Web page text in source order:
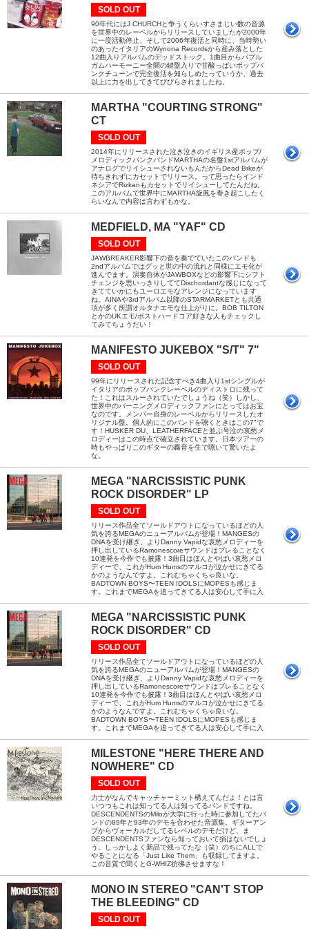
SOLD OUT
90年代にはJ CHURCHと争うくらいすさまじい数の音源
を世界中のレーベルからリリースしていましたが2000年
に一度活動停止、そして2006年復活と同時に、当時勢い
のあったイタリアのWynona Recordsから産み落とした
12曲入りアルバムのデッドストック。1曲目からバブル
ガムハーモーニー全開の鍵盤入りで甘酸っぱいポップパ
ンクチューンで完全復活を知らしめたっていうか、過去
以上に力を出してきてびびらされましたね。
MARTHA "COURTING STRONG"
CT
SOLD OUT
2014年にリリースされた泣き泣きのイギリス産ポップ/
メロディックパンクバンドMARTHAの名盤1stアルバムが
アナログでリイシューされないもんだからDead Brkeが
待ちきれずにカセットでリリース。って思ったらインド
ネシアでRizkanもカセットでリイシューしてたんだね。
このアルバムで世界中にMARTHA旋風を巻き起こしたく
らいなんで内容は言わずもかな。
MEDFIELD, MA "YAF" CD
SOLD OUT
JAWBREAKER影響下の音を奏でていたこのバンドも
2ndアルバムではグッと世の中の流れと同様にエモ化が
進んでます。演奏自体がJAWBOXなどの影響下にシフト
チェンジを思いっきりしててDischordantな感じになって
きてていかにもユーロエモなアレンジになっています
ね。AINAや3rdアルバム以降のSTARMARKETとも共通
項が多く所謂オルタナエモな仕上がりに。BOB TILTON
とかのUKエモ/ポストハードコア好きな人もチェックし
てみてちょうだい！
MANIFESTO JUKEBOX "S/T" 7"
SOLD OUT
99年にリリースされた記念すべき4曲入り1stシングルが
イタリアのポップパンクレーベルのディストロに残って
た！これはスルーされていたでしょうね（笑）しかし、
世界中のバーニングメロディックファンにとってはお宝
なのです。メンバー自身のレーベルからリリースしたオ
リジナル盤。個人的にこのバンドを聴くときはこの7"で
す！HUSKER DU、LEATHERFACEと並ぶ号泣の哀愁メ
ロディーはこの時点で確立されています。日本ツアーの
時もやっぱりこのギターの轟音を生で聴いて驚いたよ
な。
MEGA "NARCISSISTIC PUNK
ROCK DISORDER" LP
SOLD OUT
リリース作品全てソールドアウトになっているほどの人
気を誇るMEGAのニューアルバムが登場！MANGESの
DNAを受け継ぎ、よりDanny Vapidな哀愁メロディーを
押し出しているRamonescoreサウンドはブレることなく
10連発を今作でも披露！3曲目はほんとやばい哀愁メロ
ディーで、これがHum Humsのマルコが泣かせにきてる
かのようなんですよ。これむちゃくちゃ良いな。
BADTOWN BOYS〜TEEN IDOLSにMOPESも感じま
す。これまでMEGAを追ってきてる人は安心して手に入
MEGA "NARCISSISTIC PUNK
ROCK DISORDER" CD
SOLD OUT
リリース作品全てソールドアウトになっているほどの人
気を誇るMEGAのニューアルバムが登場！MANGESの
DNAを受け継ぎ、よりDanny Vapidな哀愁メロディーを
押し出しているRamonescoreサウンドはブレることなく
10連発を今作でも披露！3曲目はほんとやばい哀愁メロ
ディーで、これがHum Humsのマルコが泣かせにきてる
かのようなんですよ。これむちゃくちゃ良いな。
BADTOWN BOYS〜TEEN IDOLSにMOPESも感じま
す。これまでMEGAを追ってきてる人は安心して手に入
MILESTONE "HERE THERE AND
NOWHERE" CD
SOLD OUT
力士がなんでキャッチャーミット構えてんだよ！とは言
いつつもこれは知ってる人は知ってるバンドですね。
DESCENDENTSのMiloが大学に行った時に参加してたバ
ンドの89年と93年のデモを合わせた音源集。ギターアン
プからヴォーカルだしてるレベルのデモだけど、ま
DESCENDENTSファンなら知っておいて損はないでしょ
う。しっかしよく新品で残ってたな（笑）のちにALLで
やることになる「Just Like Them」も収録してますよ。
この音質で聞くとG-WHIZ彷彿させますな！
MONO IN STEREO "CAN'T STOP
THE BLEEDING" CD
SOLD OUT